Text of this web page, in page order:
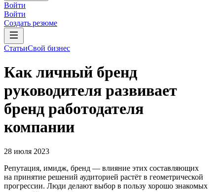
Войти
Войти
Создать резюме
СтатьиСвой бизнес
Как личный бренд
руководителя развивает
бренд работодателя
компании
28 июля 2023
Репутация, имидж, бренд — влияние этих составляющих
на принятие решений аудиторией растёт в геометрической
прогрессии. Люди делают выбор в пользу хорошо знакомых